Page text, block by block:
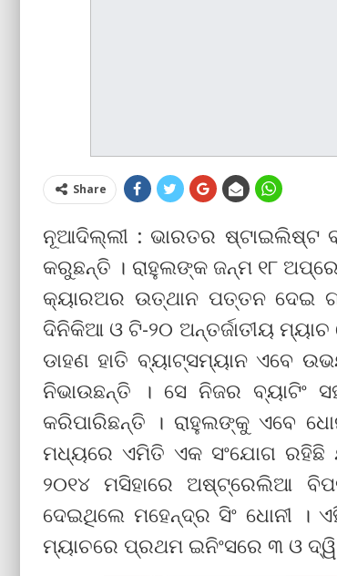
Share
ନୂଆଦିଲ୍ଲୀ : ଭାରତର ଷ୍ଟାଇଲିଷ୍ଟ
କରୁଛନ୍ତି । ରାହୁଲଙ୍କ ଜନ୍ମ ୧୮
କ୍ୟାରଅର ଉତ୍ଥାନ ପତ୍ତନ ଦେଇ
ଦିନିକିଆ ଓ ଟି-୨୦ ଅନ୍ତର୍ଜାତୀୟ
ଡାହଣ ହାତି ବ୍ୟାଟ୍ସମ୍ୟାନ ଏବେ
ନିଭାଉଛନ୍ତି । ସେ ନିଜର ବ୍ୟାଟିଂ
କରିପାରିଛନ୍ତି । ରାହୁଲଙ୍କୁ ଏବେ
ମଧ୍ୟରେ ଏମିତି ଏକ ସଂଯୋଗ ରହିଛି
୨୦୧୪ ମସିହାରେ ଅଷ୍ଟ୍ରେଲିଆ
ଦେଇଥିଲେ ମହେନ୍ଦ୍ର ସିଂ ଧୋନୀ ।
ମ୍ୟାଚରେ ପ୍ରଥମ ଇନିଂସରେ ୩ ଓ